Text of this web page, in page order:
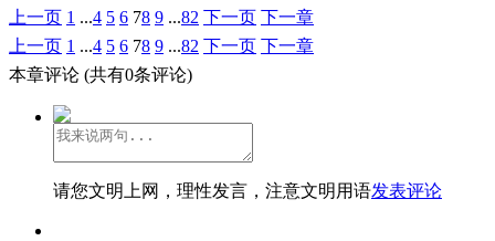
上一页 1 ...4 5 6 78 9 ...82 下一页 下一章
上一页 1 ...4 5 6 78 9 ...82 下一页 下一章
本章评论 (共有0条评论)
请您文明上网，理性发言，注意文明用语发表评论